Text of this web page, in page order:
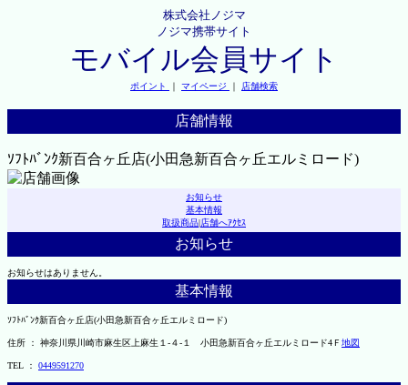
株式会社ノジマ
ノジマ携帯サイト
モバイル会員サイト
ポイント ｜ マイページ ｜ 店舗検索
店舗情報
ｿﾌﾄﾊﾞﾝｸ新百合ヶ丘店(小田急新百合ヶ丘エルミロード)
お知らせ
基本情報
取扱商品|店舗へｱｸｾｽ
お知らせ
お知らせはありません。
基本情報
ｿﾌﾄﾊﾞﾝｸ新百合ヶ丘店(小田急新百合ヶ丘エルミロード)
住所 ： 神奈川県川崎市麻生区上麻生１-４-１ 小田急新百合ヶ丘エルミロード4Ｆ 地図
TEL ： 0449591270